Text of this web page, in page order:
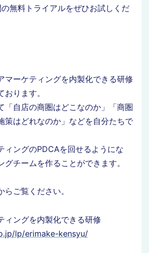
無料トライアルをぜひお試しくだ
マーケティングを内製化できる研修
ります。
「自店の商圏はどこなのか」「商圏
策はどれなのか」などを自分たちで
ィングのPDCAを回せるようにな
グチームを作ることができます。
ご覧ください。
ングを内製化できる研修
lp/erimake-kensyu/